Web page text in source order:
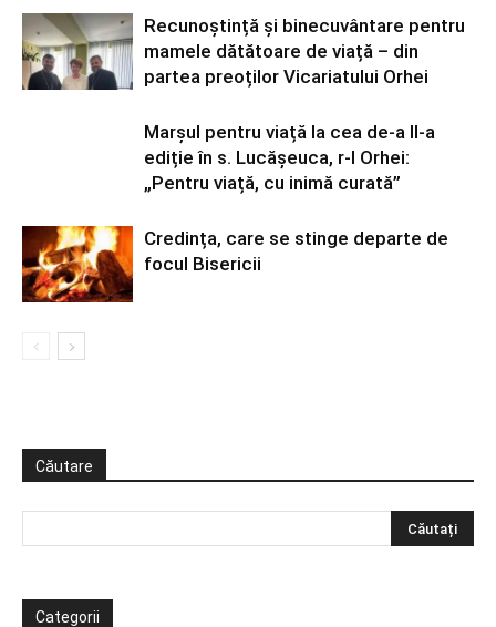
Recunoștință și binecuvântare pentru
mamele dătătoare de viață – din
partea preoților Vicariatului Orhei
Marșul pentru viață la cea de-a II-a
ediție în s. Lucășeuca, r-l Orhei:
„Pentru viață, cu inimă curată”
Credința, care se stinge departe de
focul Bisericii
Căutare
Categorii